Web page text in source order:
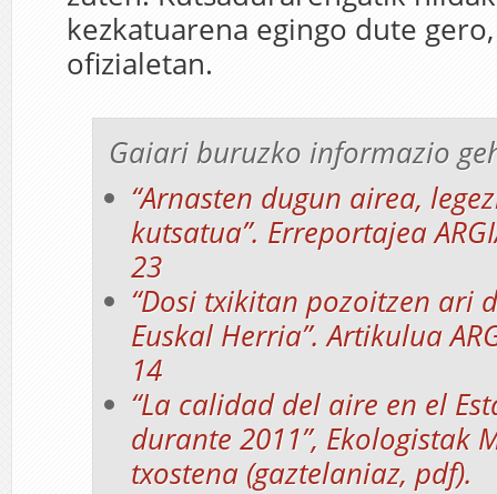
kezkatuarena egingo dute
ofizialetan.
Gaiari buruzko informazio
“Arnasten dugun airea,
kutsatua”. Erreportajea
23
“Dosi txikitan pozoitzen ari
Euskal Herria”. Artikulua
14
“La calidad del aire en el
durante 2011”, Ekologistak
txostena (gaztelaniaz, pdf).